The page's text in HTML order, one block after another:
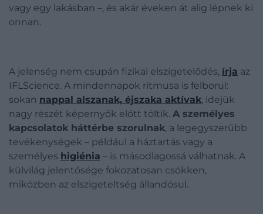
vagy egy lakásban –, és akár éveken át alig lépnek ki
onnan.
A jelenség nem csupán fizikai elszigetelődés, írja az
IFLScience. A mindennapok ritmusa is felborul:
sokan nappal alszanak, éjszaka aktívak, idejük
nagy részét képernyők előtt töltik. A személyes
kapcsolatok háttérbe szorulnak, a legegyszerűbb
tevékenységek – például a háztartás vagy a
személyes higiénia – is másodlagossá válhatnak. A
külvilág jelentősége fokozatosan csökken,
miközben az elszigeteltség állandósul.